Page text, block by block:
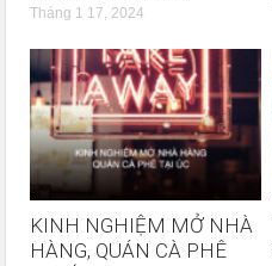
Tháng 1 17, 2024
KINH NGHIỆM MỞ NHÀ
HÀNG, QUÁN CÀ PHÊ